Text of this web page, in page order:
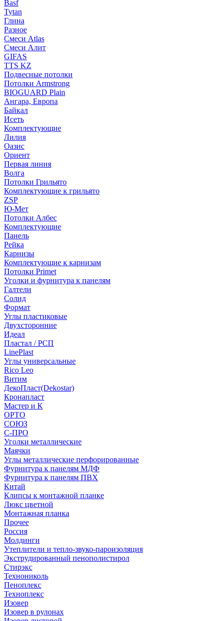
Basf
Tytan
Глина
Разное
Смеси Atlas
Смеси Алит
GIFAS
TTS KZ
Подвесные потолки
Потолки Armstrong
BIOGUARD Plain
Ангара, Европа
Байкал
Исеть
Комплектующие
Лилия
Оазис
Ориент
Первая линия
Волга
Потолки Грильято
Комплектующие к грильято
ZSP
Ю-Мет
Потолки Албес
Комплектующие
Панель
Рейка
Карнизы
Комплектующие к карнизам
Потолки Primet
Уголки и фурнитура к панелям
Галтели
Солид
Формат
Углы пластиковые
Двухсторонние
Идеал
Пластал / РСП
LinePlast
Углы универсальные
Rico Leo
Витим
ДекоПласт(Dekostar)
Кронапласт
Мастер и К
ОРТО
СОЮЗ
С-ПРО
Уголки металлические
Маячки
Углы металлические перфорированные
Фурнитура к панелям МДФ
Фурнитура к панелям ПВХ
Китай
Клипсы к монтажной планке
Люкс цветной
Монтажная планка
Прочее
Россия
Молдинги
Утеплители и тепло-звуко-пароизоляция
Экструдированный пенополистирол
Стирэкс
Технониколь
Пеноплекс
Техноплекс
Изовер
Изовер в рулонах